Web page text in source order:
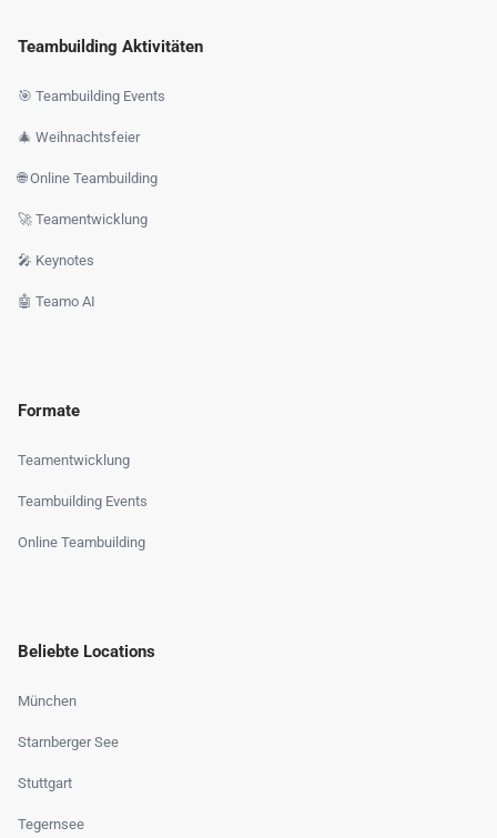
Teambuilding Aktivitäten
🎯 Teambuilding Events
🎄 Weihnachtsfeier
🌐 Online Teambuilding
🚀 Teamentwicklung
🎤 Keynotes
🤖 Teamo AI
Formate
Teamentwicklung
Teambuilding Events
Online Teambuilding
Beliebte Locations
München
Starnberger See
Stuttgart
Tegernsee